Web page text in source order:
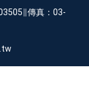
傳真：03-